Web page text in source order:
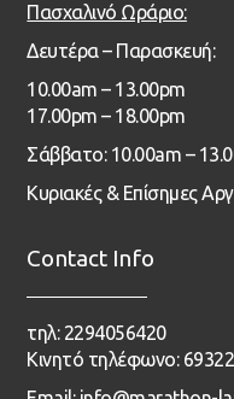
Πασχαλινό Ωράριο:
Δευτέρα – Παρασκευή:
1 0.00am – 13.00pm
17.00pm – 18.00pm
Σάββατο: 10.00am –
Κυριακές & Επίσημες
Contact Info
τηλ: 2294056420
Κινητό τηλέφωνο: